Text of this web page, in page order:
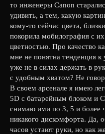
то инженеры Canon
удивить, а тем, какую
кому-то сейчас цвета,
покорила мобилография с
цветностью. Про качество
мне не понятна тенденция
уже не в силах держать в
с удобным хватом? Не
В своем арсенале я имею
5D с батарейным блоком и
снимаю ими по 3, 5 и более
никакого дискомфорта. Да,
часов устают руки, но как